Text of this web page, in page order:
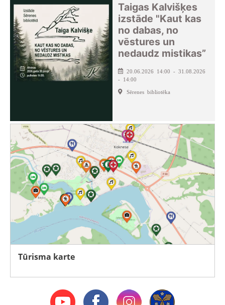
Taigas Kalvišķes
izstāde "Kaut kas
no dabas, no
vēstures un
nedaudz mistikas”
20.06.2026 14:00 - 31.08.2026
- 14:00
Sērenes bibliotēka
Tūrisma karte